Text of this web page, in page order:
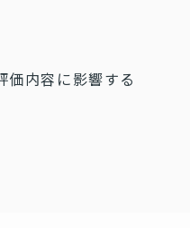
価内容に影響する